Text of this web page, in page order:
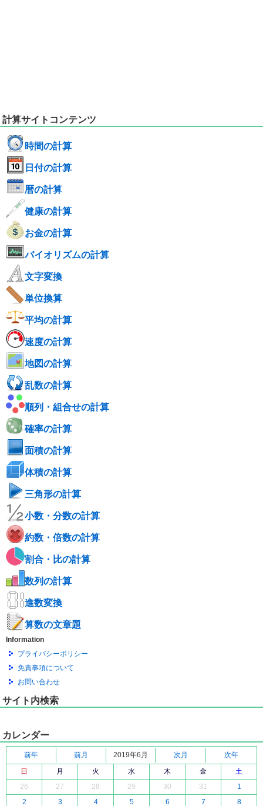
計算サイトコンテンツ
時間の計算
日付の計算
暦の計算
健康の計算
お金の計算
バイオリズムの計算
文字変換
単位換算
平均の計算
速度の計算
地図の計算
乱数の計算
順列・組合せの計算
確率の計算
面積の計算
体積の計算
三角形の計算
小数・分数の計算
約数・倍数の計算
割合・比の計算
数列の計算
進数変換
算数の文章題
Information
プライバシーポリシー
免責事項について
お問い合わせ
サイト内検索
カレンダー
前年 前月 2019年6月 次月
次年
日
月 火 水 木 金
土
26
27 28 29 30 31
1
2
3 4 5 6 7 8